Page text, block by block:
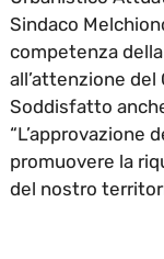
Sindaco
competenza
all’attenzione del
Soddisfatto
“L’approvazione
promuovere la
del nostro